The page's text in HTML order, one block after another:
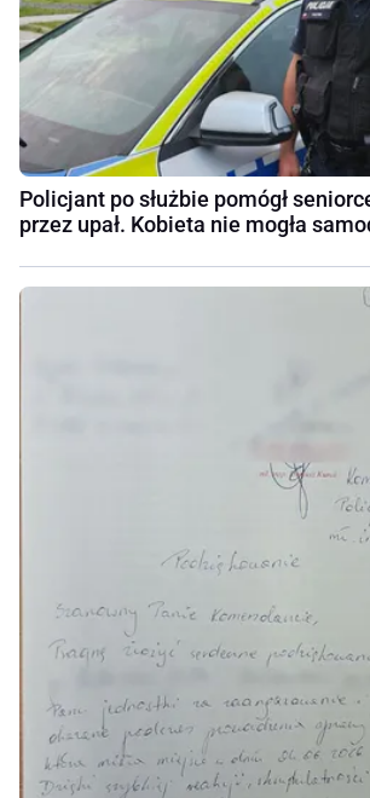
Policjant po służbie pomógł
przez upał. Kobieta nie mogła